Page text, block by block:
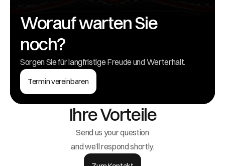
Worauf warten Sie
noch?
Sorgen Sie für langfristige Freude und Werterhalt.
Termin vereinbaren
Ihre Vorteile
Send us your question
and we’ll respond shortly.